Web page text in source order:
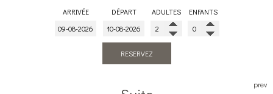
ARRIVÉE DÉPART ADULTES ENFANTS
RESERVEZ
prev